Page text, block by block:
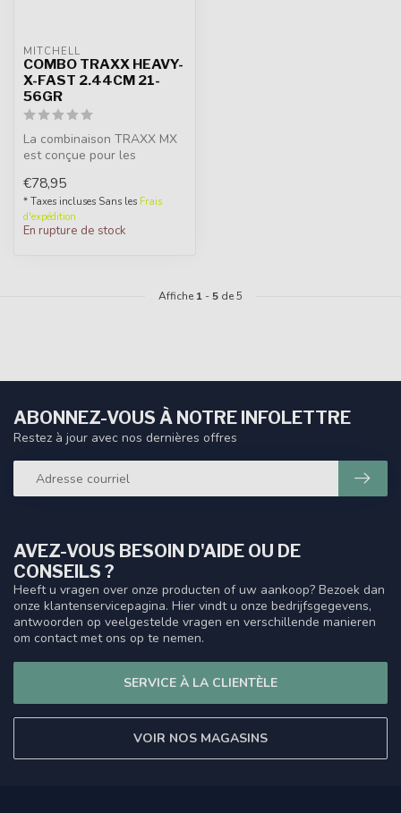
MITCHELL
COMBO TRAXX HEAVY-
X-FAST 2.44CM 21-
56GR
La combinaison TRAXX MX
est conçue pour les
pêche au leur...
€78,95
* Taxes incluses Sans les Frais
d'expédition
En rupture de stock
Affiche 1 -5 de 5
AVEZ-VOUS BESOIN D'AIDE OU DE
CONSEILS ?
Heeft u vragen over onze producten of uw aankoop? Bezoek dan
onze klantenservicepagina. Hier vindt u onze bedrijfsgegevens,
antwoorden op veelgestelde vragen en verschillende manieren
om contact met ons op te nemen.
SERVICE À LA CLIENTÈLE
VOIR NOS MAGASINS
ABONNEZ-VOUS À NOTRE INFOLETTRE
Restez à jour avec nos dernières offres